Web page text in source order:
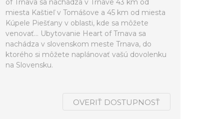
of Trnava sa nachádza v Trnave 43 km od
miesta Kaštieľ v Tomášove a 45 km od miesta
Kúpele Piešťany v oblasti, kde sa môžete
venovať... Ubytovanie Heart of Trnava sa
nachádza v slovenskom meste Trnava, do
ktorého si môžete naplánovať vašú dovolenku
na Slovensku.
OVERIŤ DOSTUPNOSŤ